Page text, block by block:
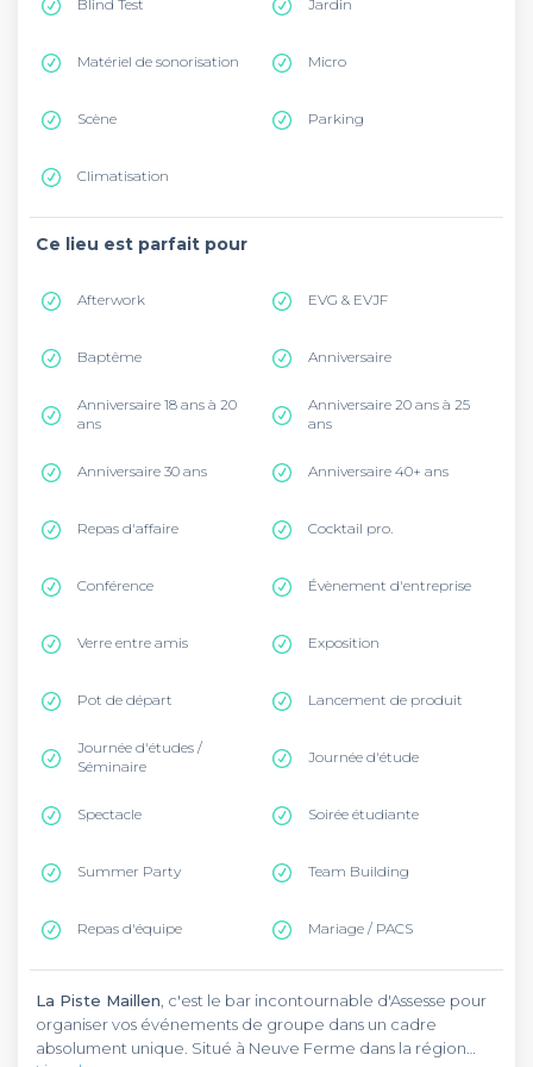
Blind Test Jardin
Matériel de sonorisation Micro
Scène Parking
Climatisation
Ce lieu est parfait pour
Afterwork EVG & EVJF
Baptême Anniversaire
Anniversaire 18 ans à 20
ans
Anniversaire 20 ans à 25
ans
Anniversaire 30 ans Anniversaire 40+ ans
Repas d'affaire Cocktail pro.
Conférence Évènement d'entreprise
Verre entre amis Exposition
Pot de départ Lancement de produit
Journée d'études /
Séminaire
Journée d'étude
Spectacle Soirée étudiante
Summer Party Team Building
Repas d'équipe Mariage / PACS
La Piste Maillen , c'est le bar incontournable d'Assesse pour
organiser vos événements de groupe dans un cadre
absolument unique. Situé à Neuve Ferme dans la région